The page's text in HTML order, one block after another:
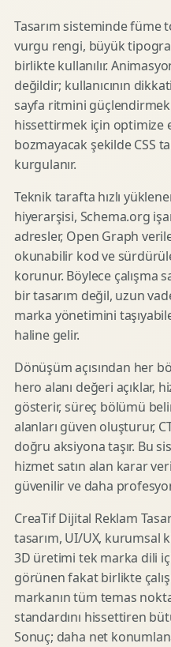
Tasarım sisteminde füme
vurgu rengi, büyük
birlikte kullanılır.
değildir; kullanıcının
sayfa ritmini güçlendirmek
hissettirmek için optimize
bozmayacak şekilde CSS
kurgulanır.
Teknik tarafta hızlı
hiyerarşisi, Schema.org
adresler, Open Graph
okunabilir kod ve
korunur. Böylece çalışma
bir tasarım değil, uzun
marka yönetimini
haline gelir.
Dönüşüm açısından her
hero alanı değeri açıklar,
gösterir, süreç bölümü
alanları güven oluşturur,
doğru aksiyona taşır. Bu
hizmet satın alan karar
güvenilir ve daha
CreaTif Dijital Reklam
tasarım, UI/UX, kurumsal
3D üretimi tek marka dili
görünen fakat birlikte
markanın tüm temas
standardını hissettiren
Sonuç; daha net